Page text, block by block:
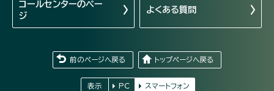
コールセンターのペー
ジ
よくある質問
前のページへ戻る トップページへ戻る
表示 PC スマートフォン